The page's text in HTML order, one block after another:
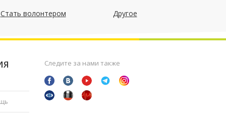
Стать волонтером Другое
Следите за нами также